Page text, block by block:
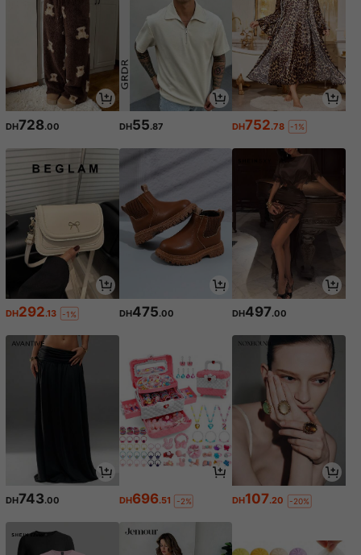
DH728.00 DH55.87 DH752.78 -1%
DH292.13 -1% DH475.00 DH497.00
DH743.00 DH696.51 -2% DH107.20 -20%